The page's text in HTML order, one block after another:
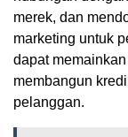
merek, dan
marketing untuk
dapat
membangun
pelanggan.